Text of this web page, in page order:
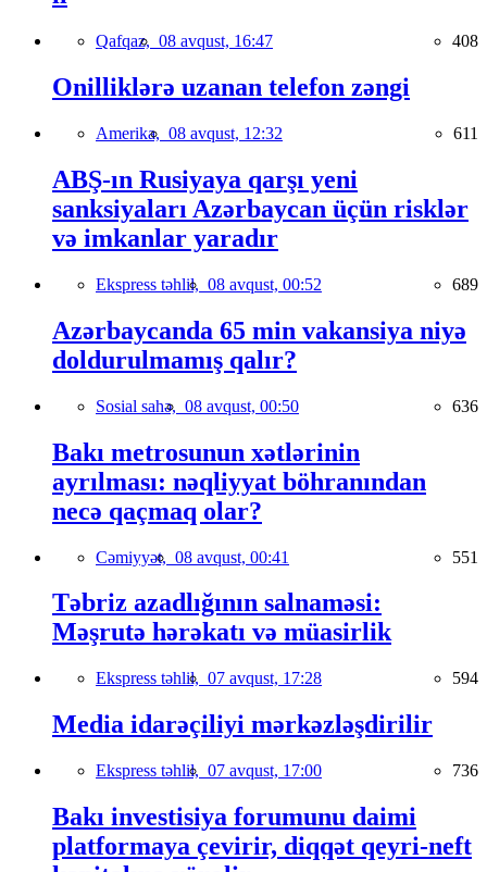
Qafqaz, 08 avqust, 16:47 408
Onilliklərə uzanan telefon zəngi
Amerika, 08 avqust, 12:32 611
ABŞ-ın Rusiyaya qarşı yeni
sanksiyaları Azərbaycan üçün risklər
və imkanlar yaradır
Ekspress təhlil, 08 avqust, 00:52 689
Azərbaycanda 65 min vakansiya niyə
doldurulmamış qalır?
Sosial sahə, 08 avqust, 00:50 636
Bakı metrosunun xətlərinin
ayrılması: nəqliyyat böhranından
necə qaçmaq olar?
Cəmiyyət, 08 avqust, 00:41 551
Təbriz azadlığının salnaməsi:
Məşrutə hərəkatı və müasirlik
Ekspress təhlil, 07 avqust, 17:28 594
Media idarəçiliyi mərkəzləşdirilir
Ekspress təhlil, 07 avqust, 17:00 736
Bakı investisiya forumunu daimi
platformaya çevirir, diqqət qeyri-neft